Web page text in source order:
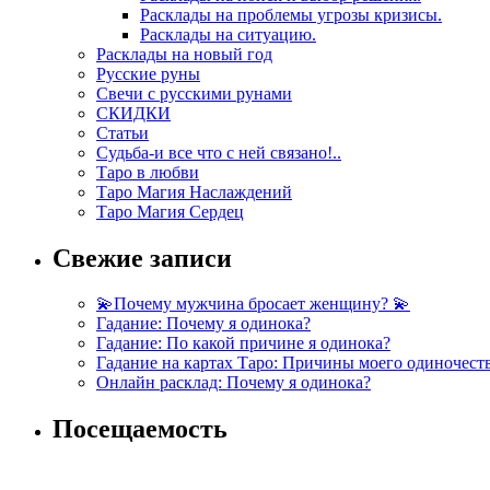
Расклады на проблемы угрозы кризисы.
Расклады на ситуацию.
Расклады на новый год
Русские руны
Свечи с русскими рунами
СКИДКИ
Статьи
Судьба-и все что с ней связано!..
Таро в любви
Таро Магия Наслаждений
Таро Магия Сердец
Свежие записи
💫Почему мужчина бросает женщину? 💫
Гадание: Почему я одинока?
Гадание: По какой причине я одинока?
Гадание на картах Таро: Причины моего
Онлайн расклад: Почему я одинока?
Посещаемость